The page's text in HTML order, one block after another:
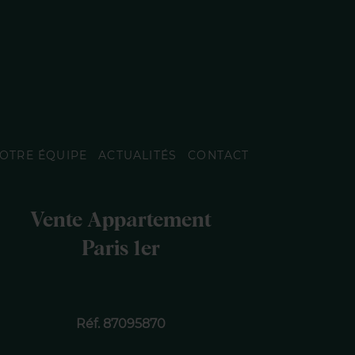
ÉQUIPE ACTUALITÉS CONTACT
Vente Appartement
Paris 1er
Réf. 87095870